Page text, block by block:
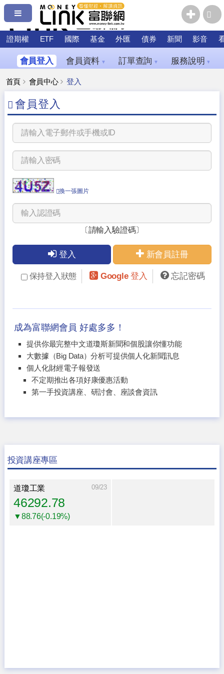
證期權 ETF 國際 基金 外匯 債券 新聞 影音
會員登入 會員資料 ▼ 訂單查詢 ▼ 服務說明 ▼
首頁 會員中心 登入
會員登入
換一張圖片
〔請輸入驗證碼〕
登入 新會員註冊
保持登入狀態 Google 登入 忘記密碼
成為富聯網會員 好處多多！
提供你最完整中文道瓊斯新聞和個股讓你懂功能
大數據（Big Data）分析可提供個人化新聞訊息
個人化財經電子報發送
不定期推出各項好康優惠活動
第一手投資講座、研討會、座談會資訊
投資講座專區
道瓊工業 09/23
46292.78
▼88.76(-0.19%)